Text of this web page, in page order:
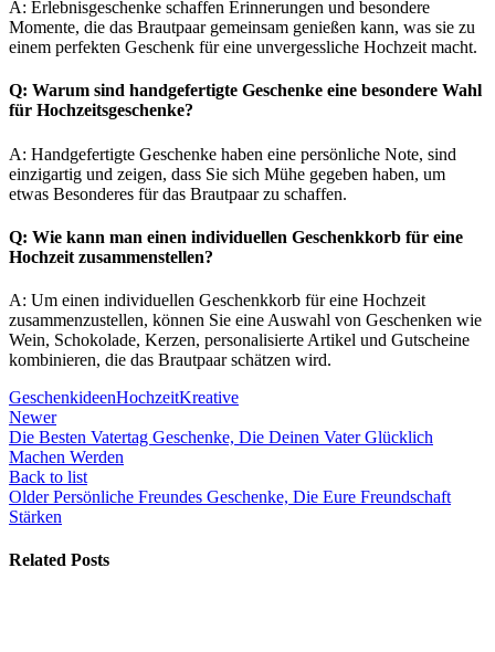
A: Erlebnisgeschenke schaffen Erinnerungen und besondere
Momente, die das Brautpaar gemeinsam genießen kann, was sie zu
einem perfekten Geschenk für eine unvergessliche Hochzeit macht.
Q: Warum sind handgefertigte Geschenke eine besondere Wahl
für Hochzeitsgeschenke?
A: Handgefertigte Geschenke haben eine persönliche Note, sind
einzigartig und zeigen, dass Sie sich Mühe gegeben haben, um
etwas Besonderes für das Brautpaar zu schaffen.
Q: Wie kann man einen individuellen Geschenkkorb für eine
Hochzeit zusammenstellen?
A: Um einen individuellen Geschenkkorb für eine Hochzeit
zusammenzustellen, können Sie eine Auswahl von Geschenken wie
Wein, Schokolade, Kerzen, personalisierte Artikel und Gutscheine
kombinieren, die das Brautpaar schätzen wird.
GeschenkideenHochzeitKreative
Newer
Die Besten Vatertag Geschenke, Die Deinen Vater Glücklich
Machen Werden
Back to list
Older Persönliche Freundes Geschenke, Die Eure Freundschaft
Stärken
Related Posts